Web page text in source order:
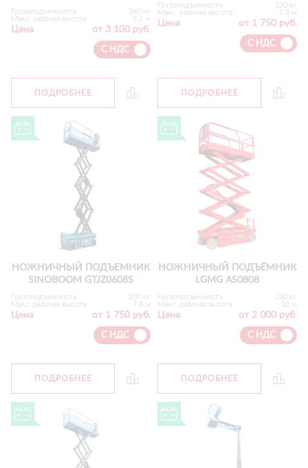
Грузоподъемность
360 кг
Макс. рабочая высота
5.1 м
Цена от 3 100 руб.
С НДС
ПОДРОБНЕЕ
Грузоподъемность
230 кг
Макс. рабочая высота
7.8 м
Цена от 1 750 руб.
С НДС
ПОДРОБНЕЕ
НОЖНИЧНЫЙ ПОДЪЕМНИК
SINOBOOM GTJZ0608S
Грузоподъемность
230 кг
Макс. рабочая высота
7.8 м
Цена от 1 750 руб.
С НДС
ПОДРОБНЕЕ
НОЖНИЧНЫЙ ПОДЪЁМНИК
LGMG AS0808
Грузоподъемность
230 кг
Макс. рабочая высота
10 м
Цена от 2 000 руб.
С НДС
ПОДРОБНЕЕ